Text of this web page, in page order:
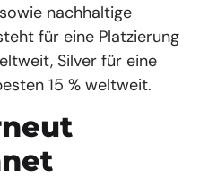
nachhaltige
für eine Platzierung
Silver für eine
15 % weltweit.